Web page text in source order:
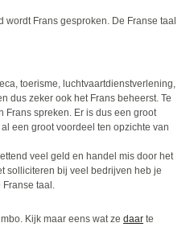
wordt Frans gesproken. De Franse taal
toerisme, luchtvaartdienstverlening,
dus zeker ook het Frans beheerst. Te
spreken. Er is dus een groot
een groot voordeel ten opzichte van
veel geld en handel mis door het
solliciteren bij veel bedrijven heb je
Franse taal.
Kijk maar eens wat ze daar te